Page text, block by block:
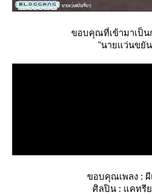
ขอบคุณที่เข้ามาเป็น
"นายแว่นขยัน
ขอบคุณเพลง : ผี
ศิลปิน : แคทรี